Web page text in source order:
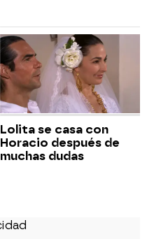
Lolita se casa con
Horacio después de
muchas dudas